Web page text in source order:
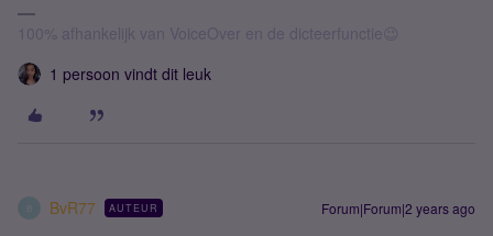
100% afhankelijk van VoiceOver en de dicteerfunctie😉
1 persoon vindt dit leuk
BvR77 AUTEUR Forum|Forum|2 years ago